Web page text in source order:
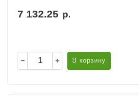
7 132.25 р.
В корзину